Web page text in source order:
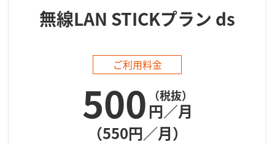
無線LAN STICKプラン ds
ご利用料金
500 （税抜）
円／月
（550円／月）